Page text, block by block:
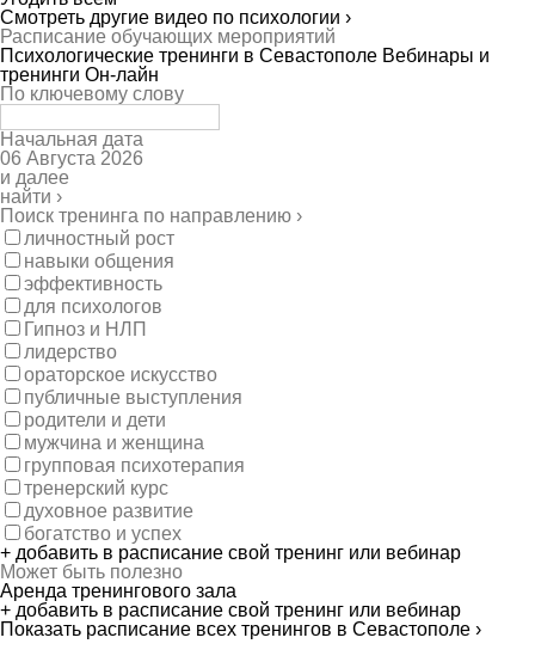
Смотреть другие видео по психологии ›
Расписание обучающих мероприятий
Психологические тренинги в Севастополе Вебинары и
тренинги Он-лайн
По ключевому слову
Начальная дата
06 Августа 2026
и далее
найти ›
Поиск тренинга по направлению ›
личностный рост
навыки общения
эффективность
для психологов
Гипноз и НЛП
лидерство
ораторское искусство
публичные выступления
родители и дети
мужчина и женщина
групповая психотерапия
тренерский курс
духовное развитие
богатство и успех
+ добавить в расписание свой тренинг или вебинар
Может быть полезно
Аренда тренингового зала
+ добавить в расписание свой тренинг или вебинар
Показать расписание всех тренингов в Севастополе ›